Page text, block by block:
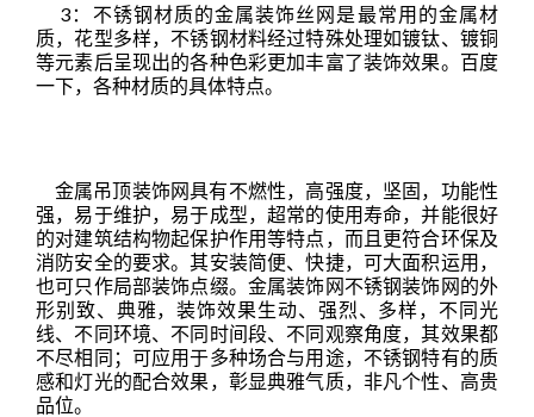
3：不锈钢材质的金属装饰丝网是最常用的金属材
质，花型多样，不锈钢材料经过特殊处理如镀钛、镀铜
等元素后呈现出的各种色彩更加丰富了装饰效果。百度
一下，各种材质的具体特点。
金属吊顶装饰网具有不燃性，高强度，坚固，功能性
强，易于维护，易于成型，超常的使用寿命，并能很好
的对建筑结构物起保护作用等特点，而且更符合环保及
消防安全的要求。其安装简便、快捷，可大面积运用，
也可只作局部装饰点缀。金属装饰网不锈钢装饰网的外
形别致、典雅，装饰效果生动、强烈、多样，不同光
线、不同环境、不同时间段、不同观察角度，其效果都
不尽相同；可应用于多种场合与用途，不锈钢特有的质
感和灯光的配合效果，彰显典雅气质，非凡个性、高贵
品位。